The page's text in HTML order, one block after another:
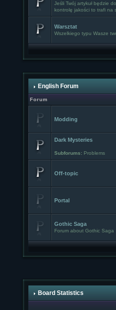
Jeśli Twój artykuł będzie
kontrolę jakości to trafi na
Warsztat
Wszelkiego typu Wasze
English Forum
Forum
Modding
Dark Mysteries
Subforums: Problems
Off-topic
Portal
Gothic Saga
Forum about Gothic Saga
Board Statistics